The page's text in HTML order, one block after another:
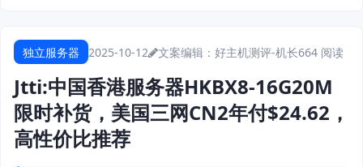
独立服务器 2025-10-12 文案编辑：好主机测评-机长664 阅读
Jtti:中国香港服务器HKBX8-16G20M
限时补货，美国三网CN2年付$24.62，
高性价比推荐